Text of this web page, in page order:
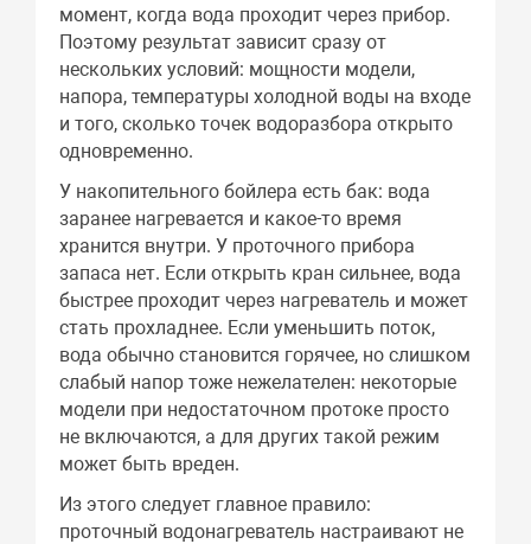
момент, когда вода проходит через прибор.
Поэтому результат зависит сразу от
нескольких условий: мощности модели,
напора, температуры холодной воды на входе
и того, сколько точек водоразбора открыто
одновременно.
У накопительного бойлера есть бак: вода
заранее нагревается и какое-то время
хранится внутри. У проточного прибора
запаса нет. Если открыть кран сильнее, вода
быстрее проходит через нагреватель и может
стать прохладнее. Если уменьшить поток,
вода обычно становится горячее, но слишком
слабый напор тоже нежелателен: некоторые
модели при недостаточном протоке просто
не включаются, а для других такой режим
может быть вреден.
Из этого следует главное правило:
проточный водонагреватель настраивают не